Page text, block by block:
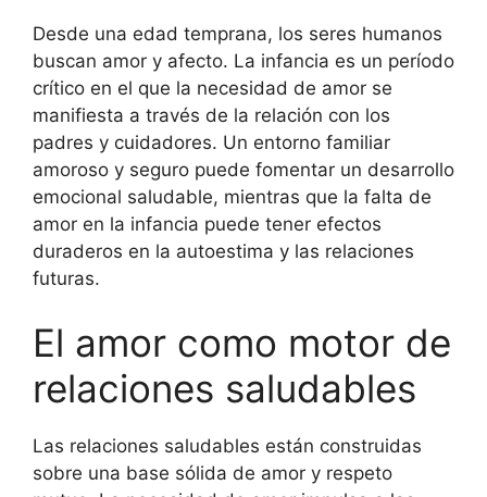
Desde una edad temprana, los seres humanos
buscan amor y afecto. La infancia es un período
crítico en el que la necesidad de amor se
manifiesta a través de la relación con los
padres y cuidadores. Un entorno familiar
amoroso y seguro puede fomentar un desarrollo
emocional saludable, mientras que la falta de
amor en la infancia puede tener efectos
duraderos en la autoestima y las relaciones
futuras.
El amor como motor de
relaciones saludables
Las relaciones saludables están construidas
sobre una base sólida de amor y respeto